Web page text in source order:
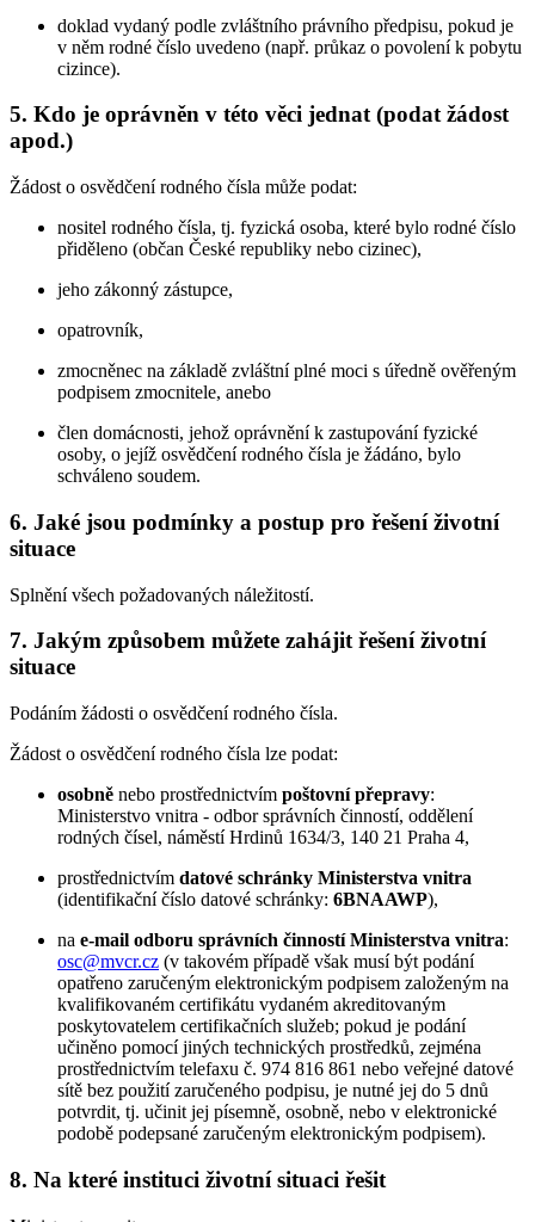
doklad vydaný podle zvláštního právního předpisu, pokud je
v něm rodné číslo uvedeno (např. průkaz o povolení k pobytu
cizince).
5. Kdo je oprávněn v této věci jednat (podat žádost
apod.)
Žádost o osvědčení rodného čísla může podat:
nositel rodného čísla, tj. fyzická osoba, které bylo rodné číslo
přiděleno (občan České republiky nebo cizinec),
jeho zákonný zástupce,
opatrovník,
zmocněnec na základě zvláštní plné moci s úředně ověřeným
podpisem zmocnitele, anebo
člen domácnosti, jehož oprávnění k zastupování fyzické
osoby, o jejíž osvědčení rodného čísla je žádáno, bylo
schváleno soudem.
6. Jaké jsou podmínky a postup pro řešení životní
situace
Splnění všech požadovaných náležitostí.
7. Jakým způsobem můžete zahájit řešení životní
situace
Podáním žádosti o osvědčení rodného čísla.
Žádost o osvědčení rodného čísla lze podat:
osobně nebo prostřednictvím poštovní přepravy:
Ministerstvo vnitra - odbor správních činností, oddělení
rodných čísel, náměstí Hrdinů 1634/3, 140 21 Praha 4,
prostřednictvím datové schránky Ministerstva vnitra
(identifikační číslo datové schránky: 6BNAAWP),
na e-mail odboru správních činností Ministerstva vnitra:
osc@mvcr.cz (v takovém případě však musí být podání
opatřeno zaručeným elektronickým podpisem založeným na
kvalifikovaném certifikátu vydaném akreditovaným
poskytovatelem certifikačních služeb; pokud je podání
učiněno pomocí jiných technických prostředků, zejména
prostřednictvím telefaxu č. 974 816 861 nebo veřejné datové
sítě bez použití zaručeného podpisu, je nutné jej do 5 dnů
potvrdit, tj. učinit jej písemně, osobně, nebo v elektronické
podobě podepsané zaručeným elektronickým podpisem).
8. Na které instituci životní situaci řešit